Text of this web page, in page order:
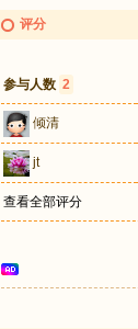
评分
参与人数 2
倾清
jt
查看全部评分